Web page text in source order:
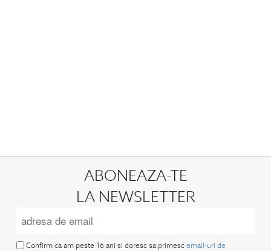
ABONEAZA-TE
LA NEWSLETTER
Confirm ca am peste 16 ani si doresc sa primesc email-uri de